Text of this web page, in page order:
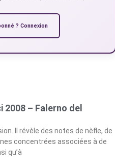
? Connexion
– Falerno del
Il révèle des notes de nèfle, de
concentrées associées à de
qu’à